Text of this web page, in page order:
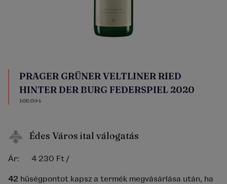
PRAGER GRÜNER VELTLINER RIED
HINTER DER BURG FEDERSPIEL 2020
10B094
Édes Város ital válogatás
Ár: 4 230 Ft /
42 hűségpontot kapsz a termék megvásárlása után, ha